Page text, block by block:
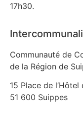
17h30.
Communauté de
de la Région de
15 Place de l’Hôtel
51 600 Suippes